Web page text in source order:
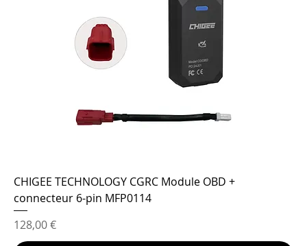
CHIGEE TECHNOLOGY CGRC Module OBD +
connecteur 6-pin MFP0114
Prix
128,00 €